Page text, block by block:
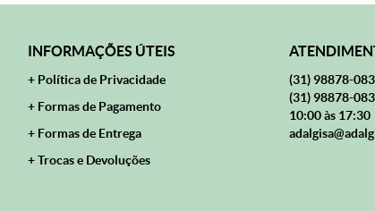
INFORMAÇÕES ÚTEIS
Política de Privacidade
Formas de Pagamento
Formas de Entrega
Trocas e Devoluções
(31) 98878-
(31) 98878-
10:00 às 17:30